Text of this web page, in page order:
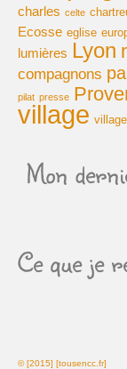
charles celte
Ecosse eglise
lumières Lyon
compagnons
pilat presse
village
Mon
Ce que je
© [2015] [tousencc.fr]